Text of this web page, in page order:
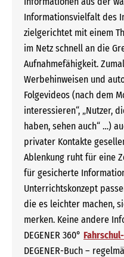
Informationsvielfalt des
zielgerichtet mit einem
im Netz schnell an die
Aufnahmefähigkeit.
Werbehinweisen und
Folgevideos (nach dem
interessieren“, „Nutzer,
haben, sehen auch“ …)
privater Kontakte
Ablenkung ruht für eine
für gesicherte
Unterrichtskonzept
die es leichter machen,
merken. Keine andere
DEGENER 360°
DEGENER-Buch –